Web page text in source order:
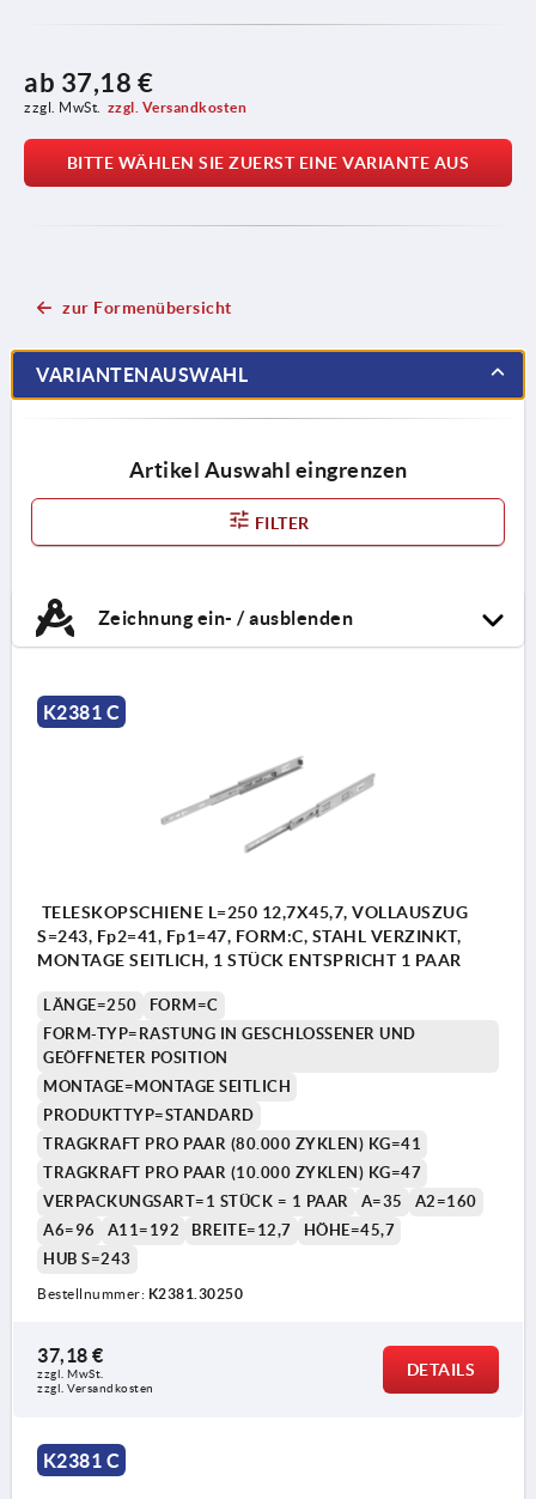
ab 37,18 €
zzgl. MwSt. zzgl. Versandkosten
BITTE WÄHLEN SIE ZUERST EINE VARIANTE AUS
zur Formenübersicht
VARIANTENAUSWAHL
Artikel Auswahl eingrenzen
FILTER
Zeichnung ein- / ausblenden
Form B:
1) Montageloch bei K2381.2040022,
K2381.2060022, K2381.2040035,
vorhanden
K2381 C
TELESKOPSCHIENE L=250 12,7X45,7, VOLLAUSZUG
S=243, Fp2=41, Fp1=47, FORM:C, STAHL VERZINKT,
MONTAGE SEITLICH, 1 STÜCK ENTSPRICHT 1 PAAR
LÄNGE=250
FORM=C
FORM-TYP=RASTUNG IN GESCHLOSSENER UND
GEÖFFNETER POSITION
MONTAGE=MONTAGE SEITLICH
PRODUKTTYP=STANDARD
TRAGKRAFT PRO PAAR (80.000 ZYKLEN) KG=41
TRAGKRAFT PRO PAAR (10.000 ZYKLEN) KG=47
VERPACKUNGSART=1 STÜCK = 1 PAAR
A=35
A2=160
A6=96
A11=192 BREITE=12,7
HÖHE=45,7
HUB S=243
Bestellnummer: K2381.30250
37,18 €
zzgl. MwSt.
zzgl. Versandkosten
DETAILS
K2381 C